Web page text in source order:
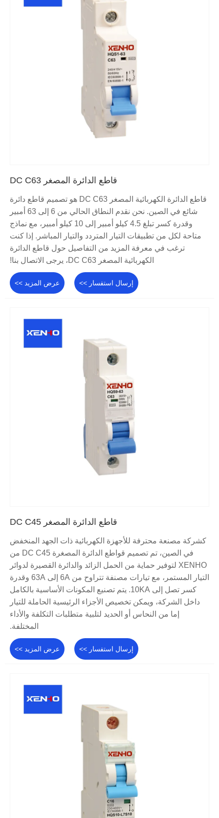
قاطع الدائرة المصغر DC C63
قاطع الدائرة الكهربائية المصغر DC C63 هو تصميم قاطع دائرة
شائع في الصين. نحن نقدم النطاق الحالي من 6 إلى 63 أمبير
وقدرة كسر تبلغ 4.5 كيلو أمبير إلى 10 كيلو أمبير، مع نماذج
متاحة لكل من تطبيقات التيار المتردد والتيار المباشر. إذا كنت
ترغب في معرفة المزيد من التفاصيل حول قاطع الدائرة
الكهربائية المصغر DC C63، يرجى الاتصال بنا!
عرض المزيد >> إرسال استفسار >>
قاطع الدائرة المصغر DC C45
كشركة مصنعة محترفة للأجهزة الكهربائية ذات الجهد المنخفض
في الصين، تم تصميم قواطع الدائرة المصغرة DC C45 من
XENHO لتوفير حماية من الحمل الزائد والدائرة القصيرة لدوائر
التيار المستمر، مع تيارات مصنفة تتراوح من 6A إلى 63A وقدرة
كسر تصل إلى 10KA. يتم تصنيع المكونات الأساسية بالكامل
داخل الشركة، ويمكن تخصيص الأجزاء الرئيسية الحاملة للتيار
إما من النحاس أو الحديد لتلبية متطلبات التكلفة والأداء
المختلفة.
عرض المزيد >> إرسال استفسار >>